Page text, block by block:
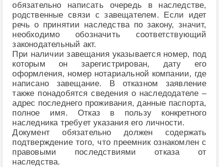
обязательно написать очередь в наследстве,
родственные связи с завещателем. Если идет
речь о принятии наследства по закону, значит,
необходимо обозначить соответствующий
законодательный акт.
При наличии завещания указывается номер, под
которым он зарегистрирован, дату его
оформления, номер нотариальной компании, где
написано завещание. В отказном заявление
также понадобятся сведения о наследодателе –
адрес последнего проживания, данные паспорта,
полное имя. Отказ в пользу конкретного
наследника требует указания его личности.
Документ обязательно должен содержать
подтверждение того, что преемник ознакомлен с
правовыми последствиями отказа от
наследства.